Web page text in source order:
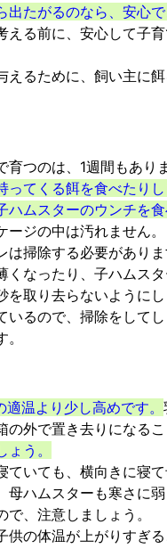
たがるのなら、安心
える前に、安心して子
るために、飼い主に
つのは、1週間もあり
てくる餌を食べたり
ムスターのウンチを食
ジの中は汚れません。
掃除する必要があり
なったり、子ハムス
取り去らないようにし
いるので、掃除をして
温より少し高めです。
外で置き去りになるこ
う。
いても、横向きに寝
ハムスターも寒さに
、注意しましょう。
の体温が上がりすぎ